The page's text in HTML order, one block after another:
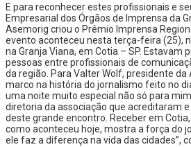
E para reconhecer estes profissionais e
Empresarial dos Órgãos de Imprensa da
Asemorig criou o Prêmio Imprensa
evento aconteceu nesta terça-feira (25),
na Granja Viana, em Cotia – SP. Estavam
pessoas entre profissionais de
da região. Para Valter Wolf, presidente
marco na história do jornalismo feito no
uma noite muito especial não só para
diretoria da associação que acreditaram
deste grande encontro. Receber em
como aconteceu hoje, mostra a força do
ele faz a diferença na vida das cidades”,